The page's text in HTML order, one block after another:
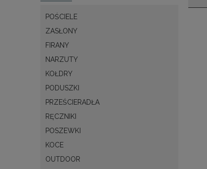
POŚCIELE
ZASŁONY
FIRANY
NARZUTY
KOŁDRY
PODUSZKI
PRZEŚCIERADŁA
RĘCZNIKI
POSZEWKI
KOCE
OUTDOOR